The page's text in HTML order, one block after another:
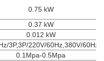
0.75 kW
0.37 kW
0.012 kW
3P,3P/220V/60Hz,380V/60Hz/
0.1Mpa-0.5Mpa